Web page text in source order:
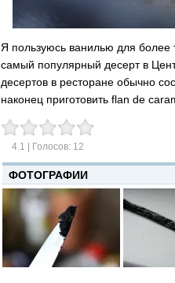
Я пользуюсь ванилью для
самый популярный десерт в
десертов в ресторане обычно
наконец приготовить flan de
4.1 | Голосов: 12
ФОТОГРАФИИ